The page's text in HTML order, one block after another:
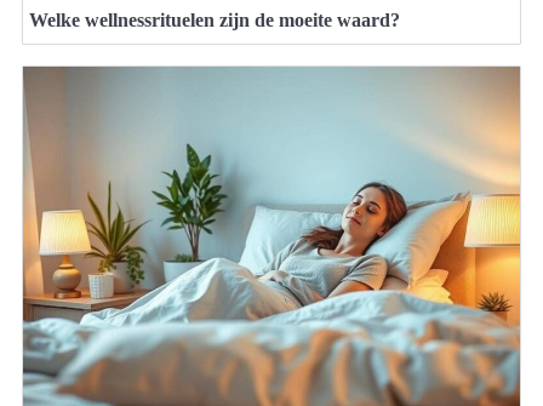
Welke wellnessrituelen zijn de moeite waard?